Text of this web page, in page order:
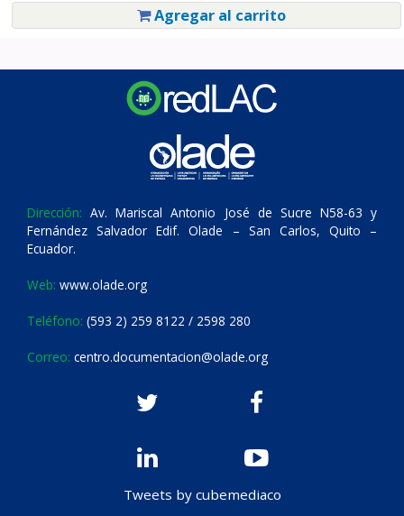
Agregar al carrito
Dirección: Av. Mariscal Antonio José de Sucre N58-63 y
Fernández Salvador Edif. Olade – San Carlos, Quito –
Ecuador.
Web: www.olade.org
Teléfono: (593 2) 259 8122 / 2598 280
Correo: centro.documentacion@olade.org
Tweets by cubemediaco